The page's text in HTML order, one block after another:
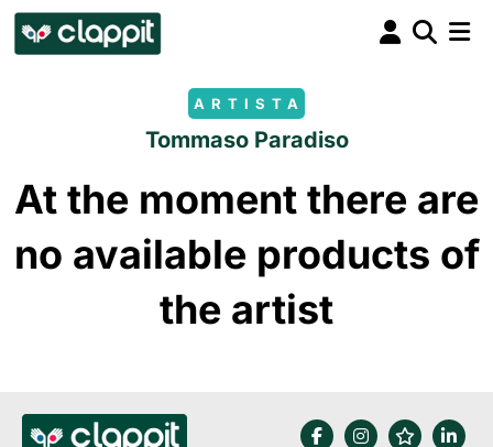
ARTISTA
Tommaso Paradiso
At the moment there are
no available products of
the artist